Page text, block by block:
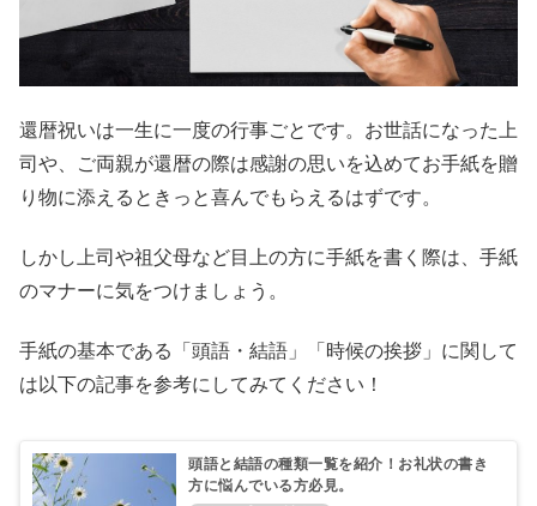
還暦祝いは一生に一度の行事ごとです。お世話になった上
司や、ご両親が還暦の際は感謝の思いを込めてお手紙を贈
り物に添えるときっと喜んでもらえるはずです。
しかし上司や祖父母など目上の方に手紙を書く際は、手紙
のマナーに気をつけましょう。
手紙の基本である「頭語・結語」「時候の挨拶」に関して
は以下の記事を参考にしてみてください！
頭語と結語の種類一覧を紹介！お礼状の書き
方に悩んでいる方必見。